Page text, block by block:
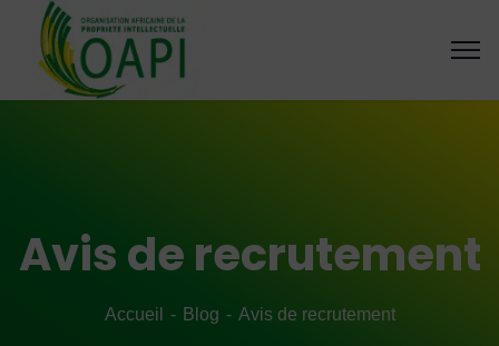
Avis de recrutement
Accueil Blog Avis de recrutement